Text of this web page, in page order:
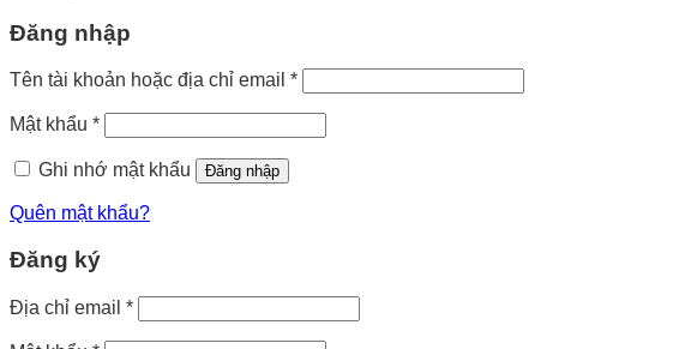
Đăng nhập
Tên tài khoản hoặc địa chỉ email *
Mật khẩu *
Ghi nhớ mật khẩu Đăng nhập
Quên mật khẩu?
Đăng ký
Địa chỉ email *